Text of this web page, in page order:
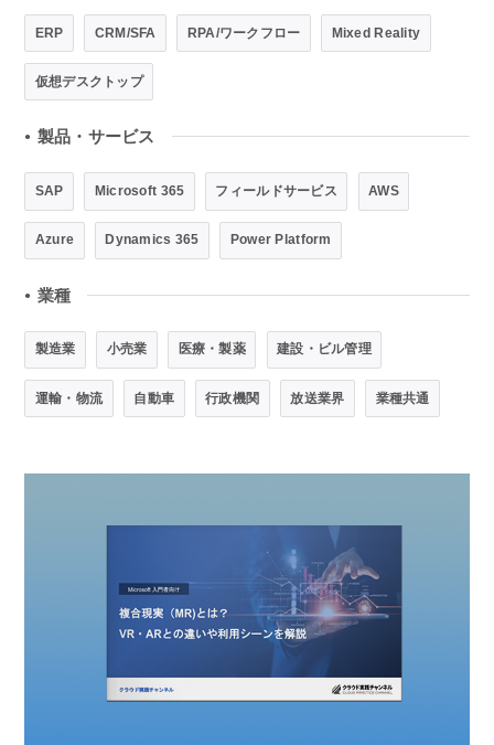
ERP CRM/SFA RPA/ワークフロー Mixed Reality
仮想デスクトップ
● 製品・サービス
SAP Microsoft 365 フィールドサービス AWS
Azure Dynamics 365 Power Platform
● 業種
製造業 小売業 医療・製薬 建設・ビル管理
運輸・物流 自動車 行政機関 放送業界 業種共通